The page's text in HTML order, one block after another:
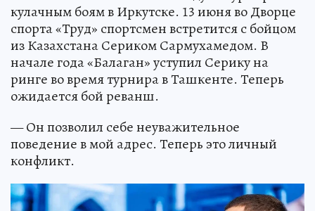
кулачным боям в Иркутске. 13 июня во Дворце
спорта «Труд» спортсмен встретится с бойцом
из Казахстана Сериком Сармухамедом. В
начале года «Балаган» уступил Серику на
ринге во время турнира в Ташкенте. Теперь
ожидается бой реванш.
— Он позволил себе неуважительное
поведение в мой адрес. Теперь это личный
конфликт.